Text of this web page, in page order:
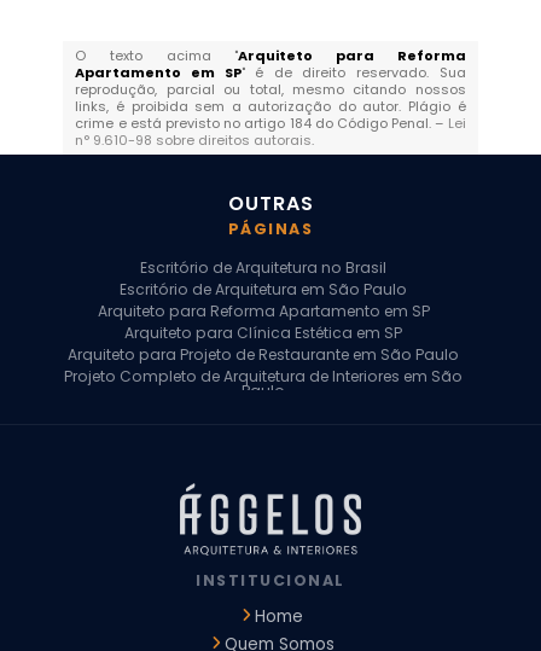
O texto acima "Arquiteto para Reforma
Apartamento em SP" é de direito reservado. Sua
reprodução, parcial ou total, mesmo citando nossos
links, é proibida sem a autorização do autor. Plágio é
crime e está previsto no artigo 184 do Código Penal. – Lei
n° 9.610-98 sobre direitos autorais.
OUTRAS
PÁGINAS
Escritório de Arquitetura no Brasil
Escritório de Arquitetura em São Paulo
Arquiteto para Reforma Apartamento em SP
Arquiteto para Clínica Estética em SP
Arquiteto para Projeto de Restaurante em São Paulo
Projeto Completo de Arquitetura de Interiores em São
Paulo
Arquiteto Comercial
Arquiteto para Reforma de Apartamento
Arquiteto para Reforma Residencial
Arquitetura para Reforma de Casas
Design de Interiores Apartamentos
INSTITUCIONAL
Home
Quem Somos